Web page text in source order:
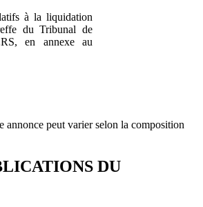
à la liquidation
du Tribunal de
en annexe au
annonce peut varier selon la composition
DU